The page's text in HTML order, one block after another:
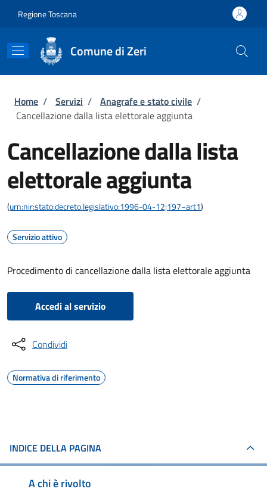
Regione Toscana
Comune di Zeri
Briciole di pane
Home / Servizi / Anagrafe e stato civile /
Cancellazione dalla lista elettorale aggiunta
Cancellazione dalla lista
elettorale aggiunta
(urn:nir:stato:decreto.legislativo:1996-04-12;197~art1)
Servizio attivo
Procedimento di cancellazione dalla lista elettorale aggiunta
Accedi al servizio
Condividi
Normativa di riferimento
INDICE DELLA PAGINA
A chi è rivolto